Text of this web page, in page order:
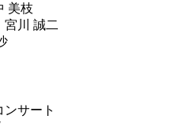
美枝
川 誠二
サート